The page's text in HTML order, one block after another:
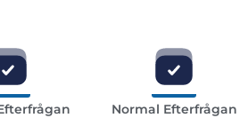
Normal Efterfrågan